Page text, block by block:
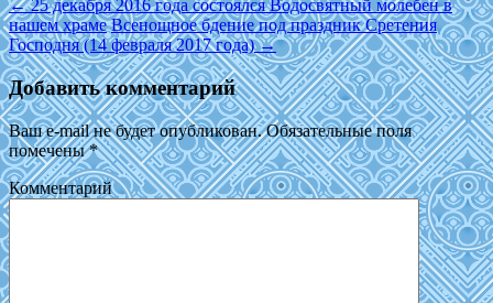
←25 декабря 2016 года состоялся Водосвятный молебен в
нашем храме Всенощное бдение под праздник Сретения
Господня (14 февраля 2017 года)→
Добавить комментарий
Ваш e-mail не будет опубликован.Обязательные поля
помечены*
Комментарий